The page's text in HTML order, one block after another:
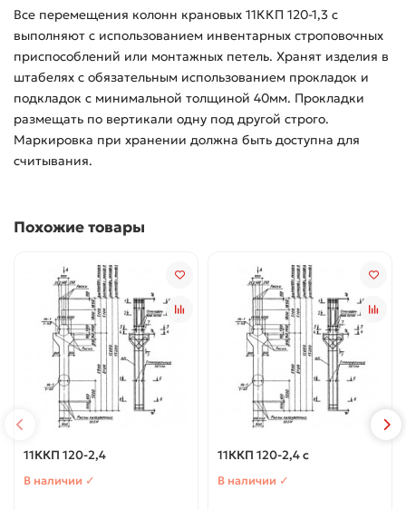
Все перемещения колонн крановых 11ККП 120-1,3 с
выполняют с использованием инвентарных строповочных
приспособлений или монтажных петель. Хранят изделия в
штабелях с обязательным использованием прокладок и
подкладок с минимальной толщиной 40мм. Прокладки
размещать по вертикали одну под другой строго.
Маркировка при хранении должна быть доступна для
считывания.
Похожие товары
11ККП 120-2,4
В наличии ✓
11ККП 120-2,4 с
В наличии ✓